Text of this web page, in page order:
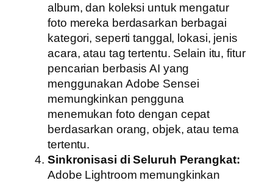
album, dan koleksi untuk mengatur
foto mereka berdasarkan berbagai
kategori, seperti tanggal, lokasi, jenis
acara, atau tag tertentu. Selain itu, fitur
pencarian berbasis AI yang
menggunakan Adobe Sensei
memungkinkan pengguna
menemukan foto dengan cepat
berdasarkan orang, objek, atau tema
tertentu.
Sinkronisasi di Seluruh Perangkat:
Adobe Lightroom memungkinkan